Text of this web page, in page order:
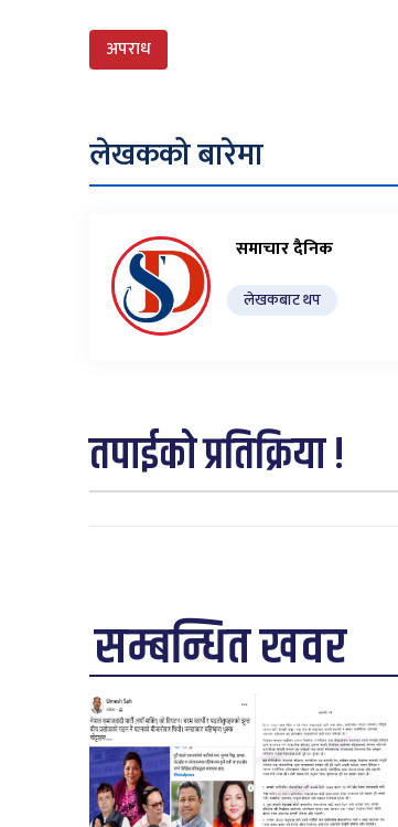
अपराध
लेखकको बारेमा
समाचार दैनिक
लेखकबाट थप
तपाईको प्रतिक्रिया !
सम्बन्धित खवर